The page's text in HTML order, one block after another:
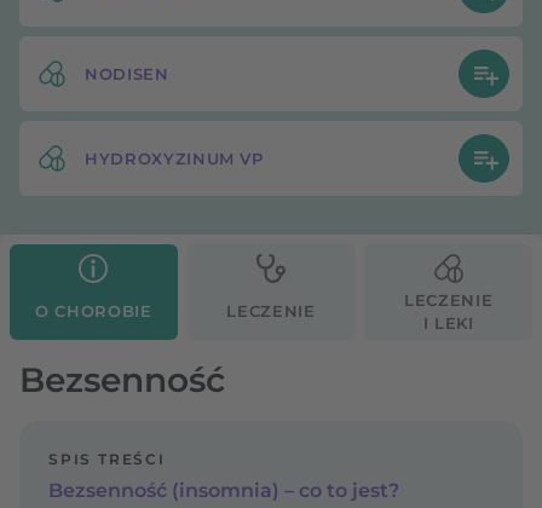
NODISEN
HYDROXYZINUM VP
O CHOROBIE LECZENIE
LECZENIE
I LEKI
Bezsenność
SPIS TREŚCI
Bezsenność (insomnia) – co to jest?